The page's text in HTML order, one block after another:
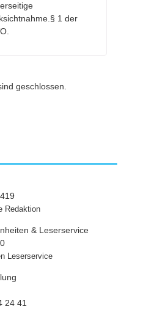
1 der
geschlossen.
Redaktion
& Leserservice
Leserservice
24 41